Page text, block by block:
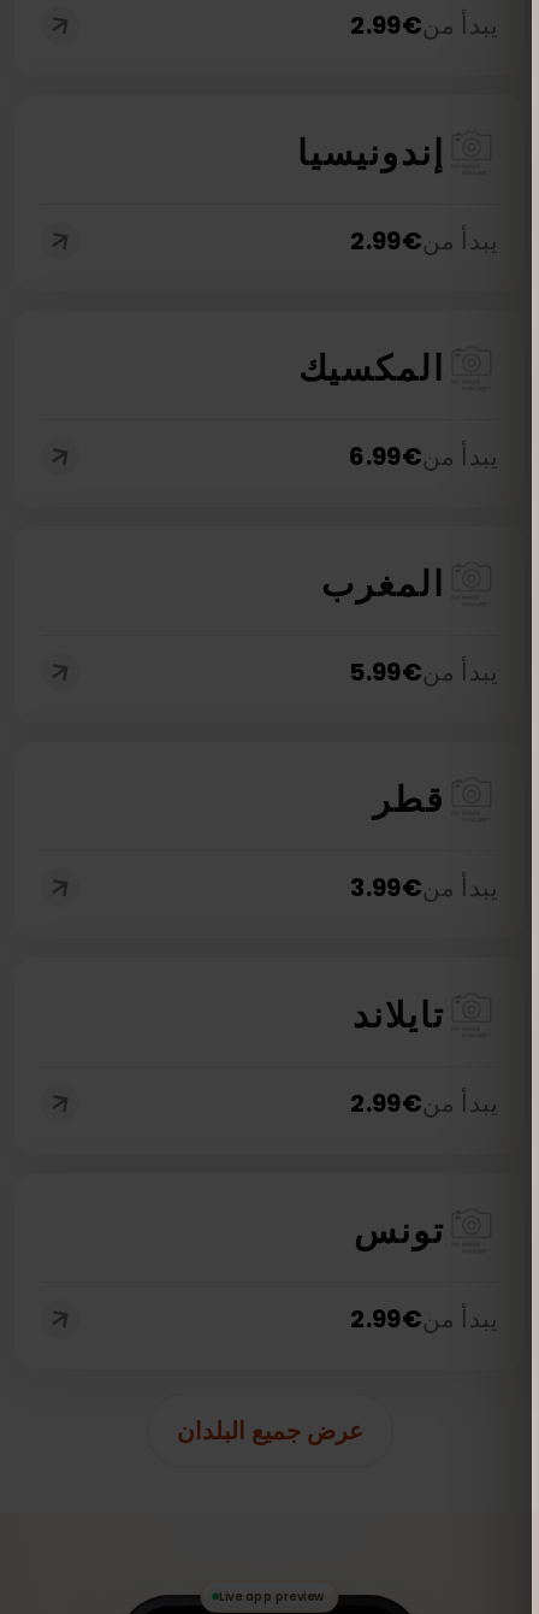
يبدأ من€
2.99
إندونيسيا
يبدأ من€
2.99
المكسيك
يبدأ من€
6.99
المغرب
يبدأ من€
5.99
قطر
يبدأ من€
3.99
تايلاند
يبدأ من€
2.99
تونس
يبدأ من€
2.99
عرض جميع البلدان